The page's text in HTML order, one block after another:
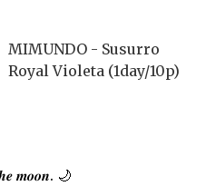
MIMUNDO - Susurro
Royal Violeta (1day/10p)
𝒎𝒐𝒐𝒏. 🌙